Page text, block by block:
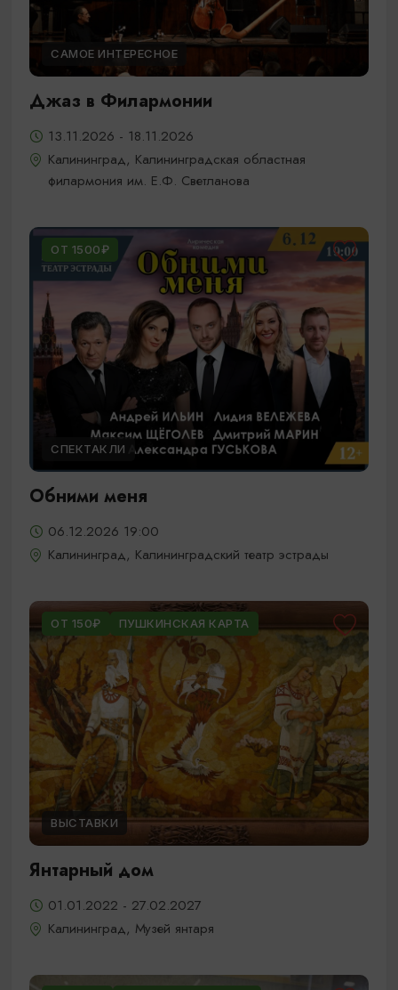
САМОЕ ИНТЕРЕСНОЕ
Джаз в Филармонии
13.11.2026 - 18.11.2026
Калининград, Калининградская областная
филармония им. Е.Ф. Светланова
ОТ 1500₽
СПЕКТАКЛИ
Обними меня
06.12.2026 19:00
Калининград, Калининградский театр эстрады
ОТ 150₽ ПУШКИНСКАЯ КАРТА
ВЫСТАВКИ
Янтарный дом
01.01.2022 - 27.02.2027
Калининград, Музей янтаря